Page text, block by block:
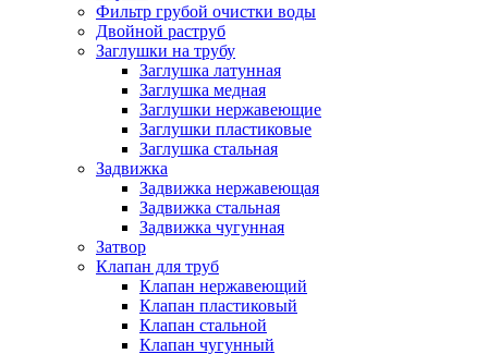
Фильтр грубой очистки воды
Двойной раструб
Заглушки на трубу
Заглушка латунная
Заглушка медная
Заглушки нержавеющие
Заглушки пластиковые
Заглушка стальная
Задвижка
Задвижка нержавеющая
Задвижка стальная
Задвижка чугунная
Затвор
Клапан для труб
Клапан нержавеющий
Клапан пластиковый
Клапан стальной
Клапан чугунный